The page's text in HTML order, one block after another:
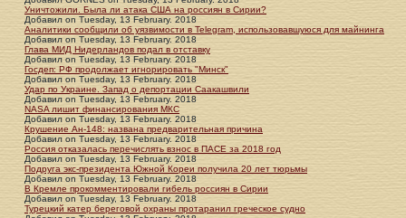
Уничтожили. Была ли атака США на россиян в Сирии?
Добавил on Tuesday, 13 February. 2018
Аналитики сообщили об уязвимости в Telegram, использовавшуюся для майнинга
Добавил on Tuesday, 13 February. 2018
Глава МИД Нидерландов подал в отставку
Добавил on Tuesday, 13 February. 2018
Госдеп: РФ продолжает игнорировать "Минск"
Добавил on Tuesday, 13 February. 2018
Удар по Украине. Запад о депортации Саакашвили
Добавил on Tuesday, 13 February. 2018
NASA лишит финансирования МКС
Добавил on Tuesday, 13 February. 2018
Крушение Ан-148: названа предварительная причина
Добавил on Tuesday, 13 February. 2018
Россия отказалась перечислять взнос в ПАСЕ за 2018 год
Добавил on Tuesday, 13 February. 2018
Подруга экс-президента Южной Кореи получила 20 лет тюрьмы
Добавил on Tuesday, 13 February. 2018
В Кремле прокомментировали гибель россиян в Сирии
Добавил on Tuesday, 13 February. 2018
Турецкий катер береговой охраны протаранил греческое судно